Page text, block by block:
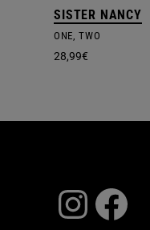
SISTER NANCY
ONE, TWO
28,99€